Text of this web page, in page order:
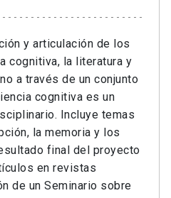
y articulación de los
cognitiva, la literatura y
a través de un conjunto
cognitiva es un
Incluye temas
la memoria y los
final del proyecto
en revistas
de un Seminario sobre